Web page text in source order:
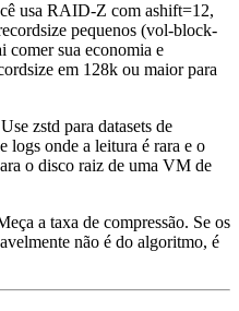
usa RAID-Z com ashift=12,
pequenos (vol-block-
comer sua economia e
em 128k ou maior para
Use zstd para datasets de
logs onde a leitura é rara e o
o disco raiz de uma VM de
a taxa de compressão. Se os
não é do algoritmo, é